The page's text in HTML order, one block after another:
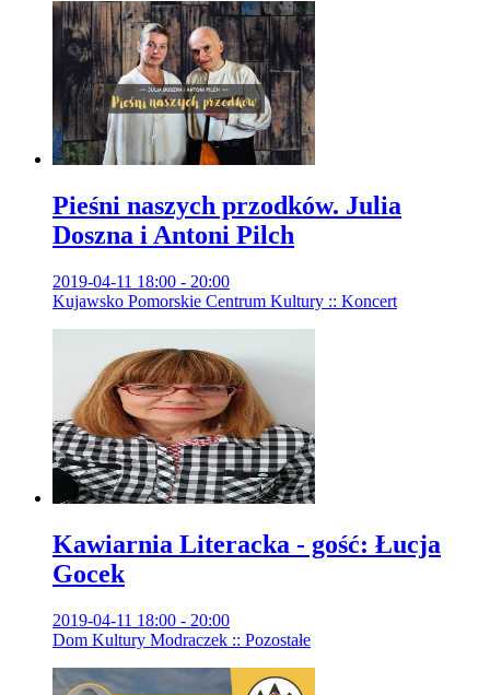
Pieśni naszych przodków. Julia
Doszna i Antoni Pilch
2019-04-11 18:00 - 20:00
Kujawsko Pomorskie Centrum Kultury :: Koncert
Kawiarnia Literacka - gość: Łucja
Gocek
2019-04-11 18:00 - 20:00
Dom Kultury Modraczek :: Pozostałe